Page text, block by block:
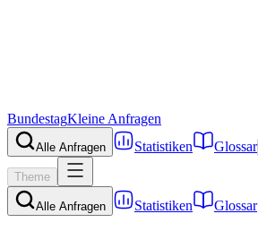
BundestagKleine Anfragen
Alle Anfragen Statistiken Glossar
Theme
Alle Anfragen Statistiken Glossar